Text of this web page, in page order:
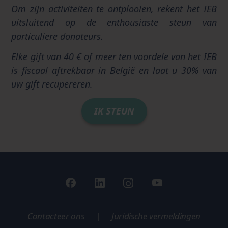
Om zijn activiteiten te ontplooien, rekent het IEB
uitsluitend op de enthousiaste steun van
particuliere donateurs.
Elke gift van 40 € of meer ten voordele van het IEB
is fiscaal aftrekbaar in België en laat u 30% van
uw gift recupereren.
IK STEUN
Contacteer ons Juridische vermeldingen